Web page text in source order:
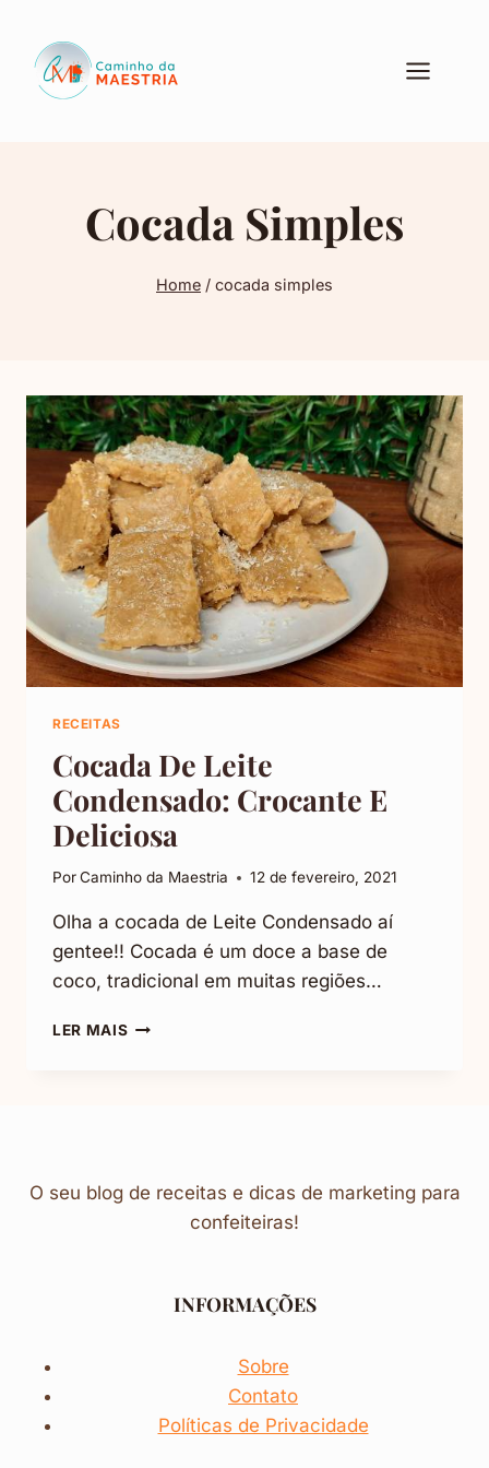
Conteúdo
Cocada Simples
Home / cocada simples
RECEITAS
Cocada De Leite
Condensado: Crocante E
Deliciosa
PorCaminho da Maestria 12 de fevereiro, 2021
Olha a cocada de Leite Condensado aí
gentee!! Cocada é um doce a base de
coco, tradicional em muitas regiões…
LER MAISCOCADA
O seu blog de receitas e dicas de marketing para
confeiteiras!
INFORMAÇÕES
Sobre
Contato
Políticas de Privacidade